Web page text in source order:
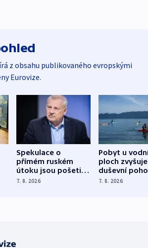
z obsahu publikovaného evropskými
Eurovize.
Spekulace o
přímém ruském
útoku jsou pošetilé,
míní estonský
7. 8. 2026
Pobyt u
ploch zvyšuje
duševní
ukázala
7. 8. 2026